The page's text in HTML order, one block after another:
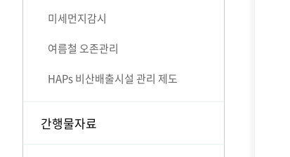
미세먼지감시
여름철 오존관리
HAPs 비산배출시설 관리 제도
간행물자료